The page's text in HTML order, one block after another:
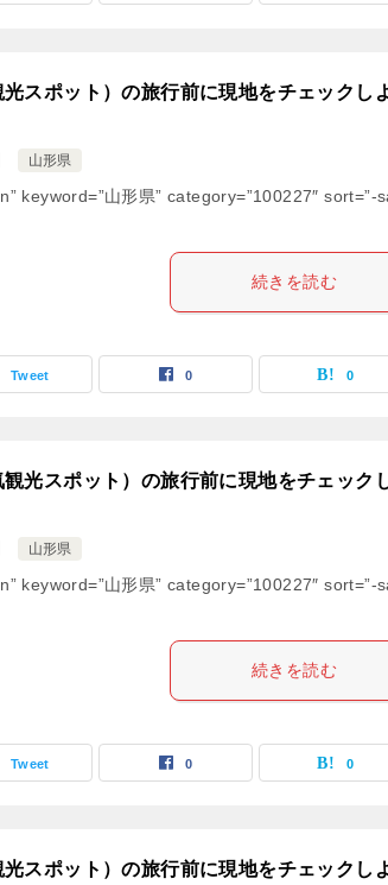
光スポット）の旅行前に現地をチェックし
山形県
keyword=”山形県” category=”100227″ sort=”-
続きを読む
Tweet 0 0
観光スポット）の旅行前に現地をチェック
山形県
keyword=”山形県” category=”100227″ sort=”-
続きを読む
Tweet 0 0
光スポット）の旅行前に現地をチェックし